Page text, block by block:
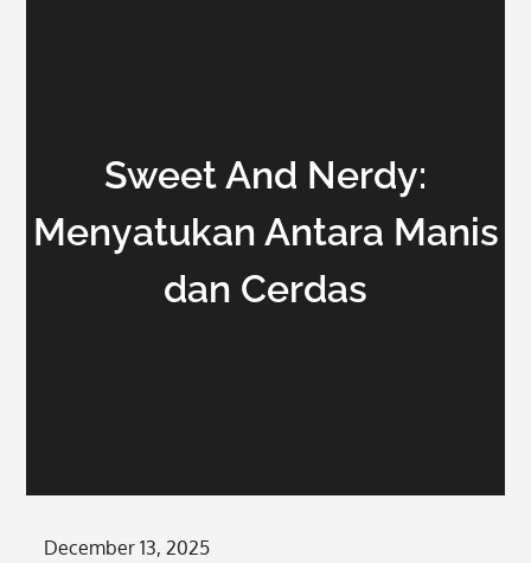
Sweet And Nerdy:
Menyatukan Antara Manis
dan Cerdas
Posted
December 13, 2025